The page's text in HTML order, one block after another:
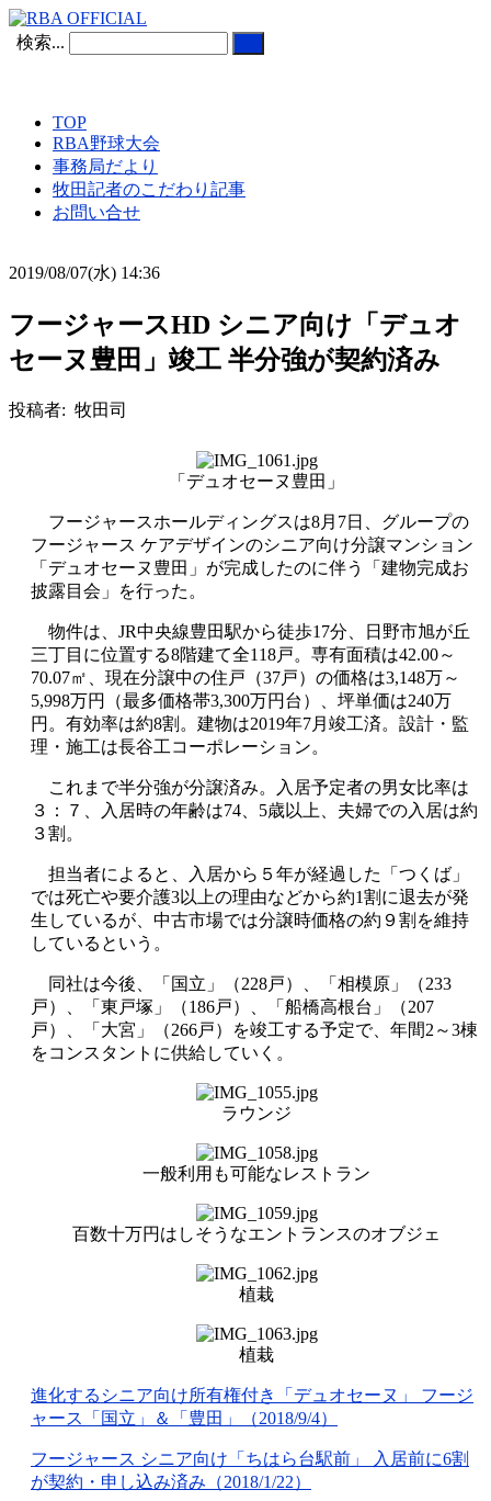
検索...
TOP
RBA野球大会
事務局だより
牧田記者のこだわり記事
お問い合せ
2019/08/07(水) 14:36
フージャースHD シニア向け「デュオ
セーヌ豊田」竣工 半分強が契約済み
投稿者: 牧田司
「デュオセーヌ豊田」
フージャースホールディングスは8月7日、グループの
フージャース ケアデザインのシニア向け分譲マンション
「デュオセーヌ豊田」が完成したのに伴う「建物完成お
披露目会」を行った。
物件は、JR中央線豊田駅から徒歩17分、日野市旭が丘
三丁目に位置する8階建て全118戸。専有面積は42.00～
70.07㎡、現在分譲中の住戸（37戸）の価格は3,148万～
5,998万円（最多価格帯3,300万円台）、坪単価は240万
円。有効率は約8割。建物は2019年7月竣工済。設計・監
理・施工は長谷工コーポレーション。
これまで半分強が分譲済み。入居予定者の男女比率は
３：７、入居時の年齢は74、5歳以上、夫婦での入居は約
３割。
担当者によると、入居から５年が経過した「つくば」
では死亡や要介護3以上の理由などから約1割に退去が発
生しているが、中古市場では分譲時価格の約９割を維持
しているという。
同社は今後、「国立」（228戸）、「相模原」（233
戸）、「東戸塚」（186戸）、「船橋高根台」（207
戸）、「大宮」（266戸）を竣工する予定で、年間2～3棟
をコンスタントに供給していく。
ラウンジ
一般利用も可能なレストラン
百数十万円はしそうなエントランスのオブジェ
植栽
植栽
進化するシニア向け所有権付き「デュオセーヌ」 フージ
ャース「国立」＆「豊田」（2018/9/4）
フージャース シニア向け「ちはら台駅前」 入居前に6割
が契約・申し込み済み（2018/1/22）